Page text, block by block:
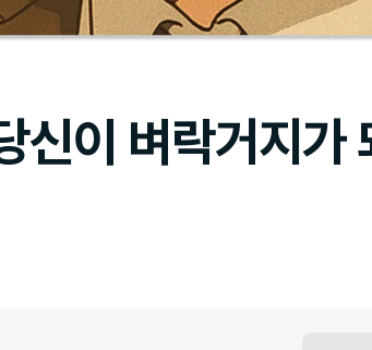
신이 벼락거지가